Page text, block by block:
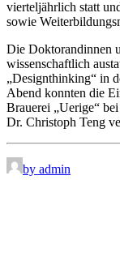
vierteljährlich statt
sowie
Die Doktorandinnen
wissenschaftlich
„Designthinking“ in
Abend konnten die
Brauerei „Uerige“
Dr. Christoph Teng
by admin